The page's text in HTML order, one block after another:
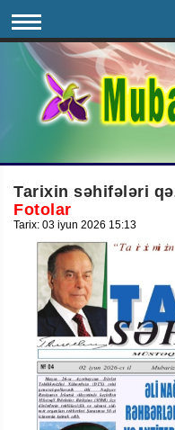
Tarixin səhifələri
Fotolar
Tarix: 03 iyun 2026 15:13